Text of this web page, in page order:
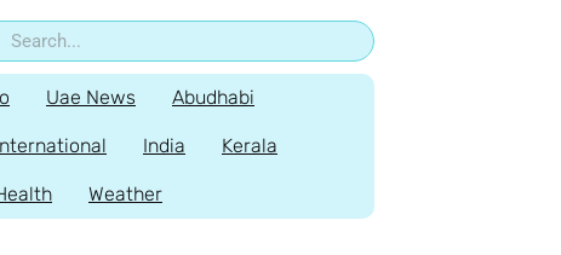
Uae News Abudhabi
India Kerala
Weather